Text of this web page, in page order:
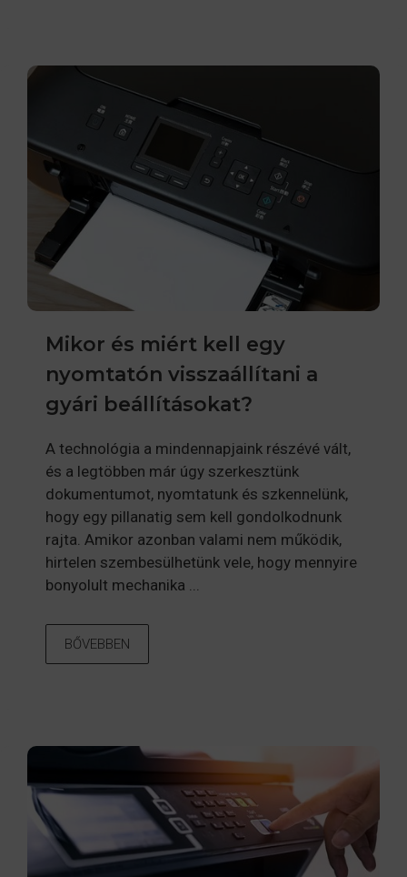
Mikor és miért kell egy
nyomtatón visszaállítani a
gyári beállításokat?
A technológia a mindennapjaink részévé vált,
és a legtöbben már úgy szerkesztünk
dokumentumot, nyomtatunk és szkennelünk,
hogy egy pillanatig sem kell gondolkodnunk
rajta. Amikor azonban valami nem működik,
hirtelen szembesülhetünk vele, hogy mennyire
bonyolult mechanika ...
BŐVEBBEN